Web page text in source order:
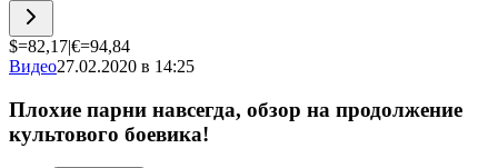
$=82,17|€=94,84
Видео27.02.2020 в 14:25
Плохие парни навсегда, обзор на продолжение
культового боевика!